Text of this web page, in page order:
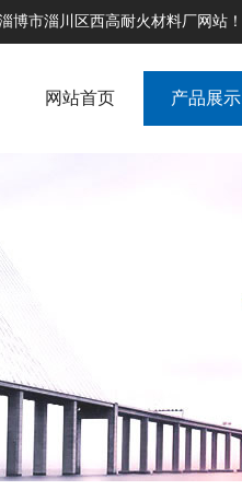
博市淄川区西高耐火材料厂网站！
网站首页 产品展示